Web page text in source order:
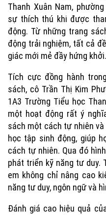
Thanh Xuân Nam,
sự thích thú khi được
động. Từ những trang
động trải nghiệm, tất cả
giác mới mẻ đầy hứng khởi.
Tích cực đồng hành
sách, cô Trần Thị Kim
1A3 Trường Tiểu học
một hoạt động rất ý
sách một cách tự nhiên
học tập sinh động, giúp
cách tự nhiên. Qua đó
phát triển kỹ năng tư duy.
em không chỉ nâng cao
năng tư duy, ngôn ngữ và
Đánh giá cao hiệu quả